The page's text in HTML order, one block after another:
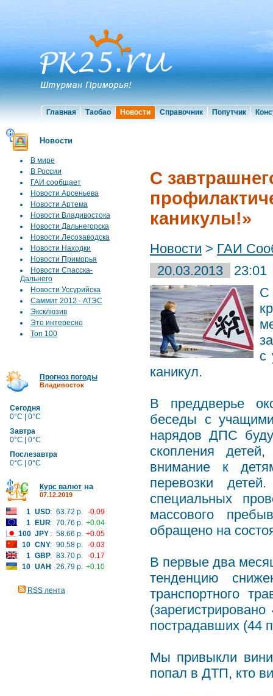
Главная Таобао Новости Справочник Попутчик
Новости
В мире
В России
ГАИ сообщает
Новости Арсеньева
Новости Артема
Новости Владивостока
Новости Дальнегорска
Новости Лесозаводска
Новости Находки
Новости Приморья
Новости Спасска-
Дальнего
Новости Уссурийска
Саммит 2012 - АТЭС
Эксклюзив
Это интересно
Топ 100
Прогноз погоды
Владивосток
Сегодня
0°C | 0°C
Завтра
0°C | 0°C
Послезавтра
0°C | 0°C
Курс валют на
07.12.2019
1 USD: 63.72 р. -0.09
1
EUR: 70.76 р. +0.04
100 JPY : 58.66 р. +0.05
10 CNY: 90.58 р. -0.03
1 GBP: 83.70 р. -0.17
10 UAH: 26.79 р. +0.10
RSS лента
С
каникулы!»
Новости > ГАИ
20.03.2013
23:01
С
с
каникул.
В преддверье
беседы с
нарядов ДПС
скопления
внимание к
перевозки
специальных
массового
обращено на
В первые два
тенденцию
транспортного
пострадавших (44
Мы привыкли
попал в ДТП, кто